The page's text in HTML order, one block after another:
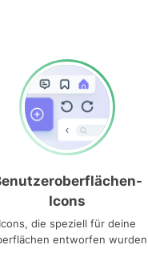
Icons
Icons, die speziell für deine
entworfen wurden